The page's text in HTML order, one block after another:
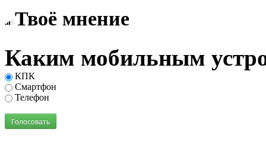
Твоё мнение
Каким мобильным
КПК
Смартфон
Телефон
Голосовать